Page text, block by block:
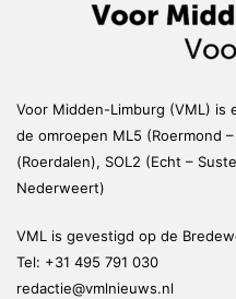
Voor Midden-Limburg (VML) is
de omroepen ML5 (Roermond
(Roerdalen), SOL2 (Echt –
Nederweert)
VML is gevestigd op de
Tel: +31 495 791 030
redactie@vmlnieuws.nl